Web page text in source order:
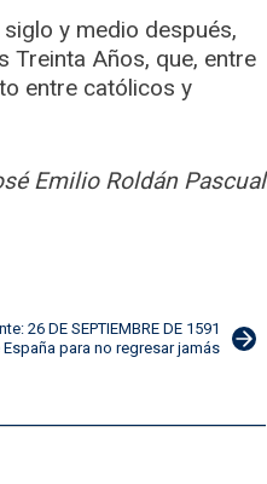
y medio después,
Treinta Años, que, entre
entre católicos y
Emilio Roldán Pascual
26 DE SEPTIEMBRE DE 1591
para no regresar jamás